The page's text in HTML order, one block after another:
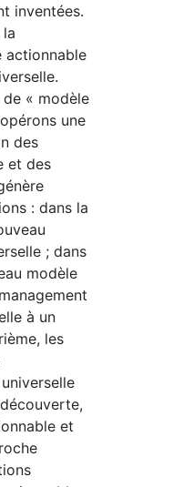
inventées.
actionnable
« modèle
une
des
et des
: dans la
; dans
modèle
à un
les
et